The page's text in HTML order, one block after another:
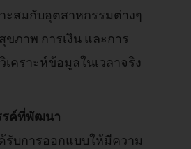
ะสมกับอุตสาหกรรมต่างๆ
ขภาพ การเงิน และการ
เคราะห์ข้อมูลในเวลาจริง
รค์ที่พัฒนา
รับการออกแบบให้มีความ